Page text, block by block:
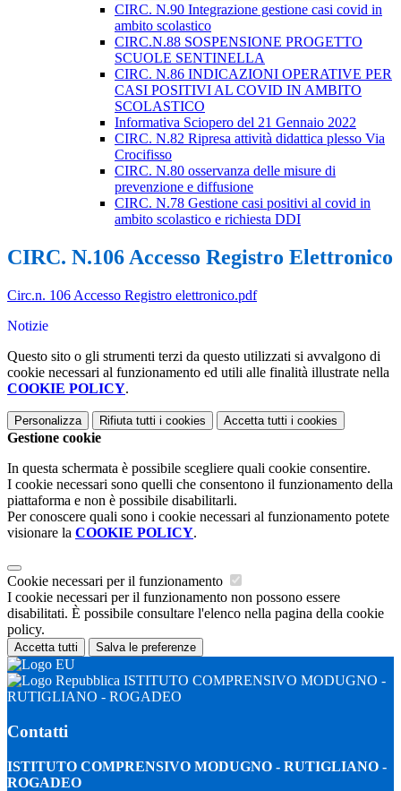
CIRC. N.90 Integrazione gestione casi covid in
ambito scolastico
CIRC.N.88 SOSPENSIONE PROGETTO
SCUOLE SENTINELLA
CIRC. N.86 INDICAZIONI OPERATIVE PER
CASI POSITIVI AL COVID IN AMBITO
SCOLASTICO
Informativa Sciopero del 21 Gennaio 2022
CIRC. N.82 Ripresa attività didattica plesso Via
Crocifisso
CIRC. N.80 osservanza delle misure di
prevenzione e diffusione
CIRC. N.78 Gestione casi positivi al covid in
ambito scolastico e richiesta DDI
CIRC. N.106 Accesso Registro Elettronico
Circ.n. 106 Accesso Registro elettronico.pdf
Notizie
Questo sito o gli strumenti terzi da questo utilizzati si avvalgono di
cookie necessari al funzionamento ed utili alle finalità illustrate nella
COOKIE POLICY.
Personalizza Rifiuta tutti i cookies Accetta tutti i cookies
Gestione cookie
In questa schermata è possibile scegliere quali cookie consentire.
I cookie necessari sono quelli che consentono il funzionamento della
piattaforma e non è possibile disabilitarli.
Per conoscere quali sono i cookie necessari al funzionamento potete
visionare la COOKIE POLICY.
Cookie necessari per il funzionamento
I cookie necessari per il funzionamento non possono essere
disabilitati. È possibile consultare l'elenco nella pagina della cookie
policy.
Accetta tutti Salva le preferenze
ISTITUTO COMPRENSIVO MODUGNO -
RUTIGLIANO - ROGADEO
Contatti
ISTITUTO COMPRENSIVO MODUGNO - RUTIGLIANO -
ROGADEO